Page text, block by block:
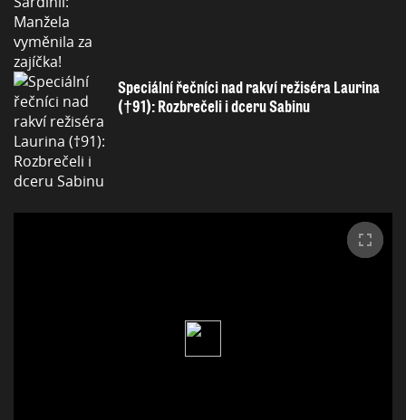
Speciální řečníci nad rakví režiséra Laurina
(†91): Rozbrečeli i dceru Sabinu